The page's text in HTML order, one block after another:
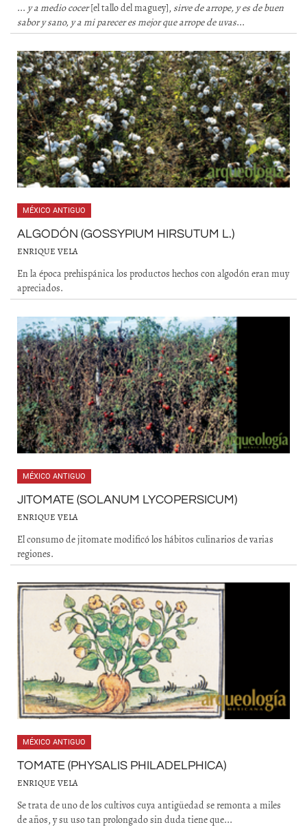
... y a medio cocer[el tallo del maguey], sirve de arrope, y es de buen
sabor y sano, y a mi parecer es mejor que arrope de uvas...
MÉXICO ANTIGUO
ALGODÓN (GOSSYPIUM HIRSUTUM L.)
ENRIQUE VELA
En la época prehispánica los productos hechos con algodón eran muy
apreciados.
MÉXICO ANTIGUO
JITOMATE (SOLANUM LYCOPERSICUM)
ENRIQUE VELA
El consumo de jitomate modificó los hábitos culinarios de varias
regiones.
MÉXICO ANTIGUO
TOMATE (PHYSALIS PHILADELPHICA)
ENRIQUE VELA
Se trata de uno de los cultivos cuya antigüedad se remonta a miles
de años, y su uso tan prolongado sin duda tiene que...